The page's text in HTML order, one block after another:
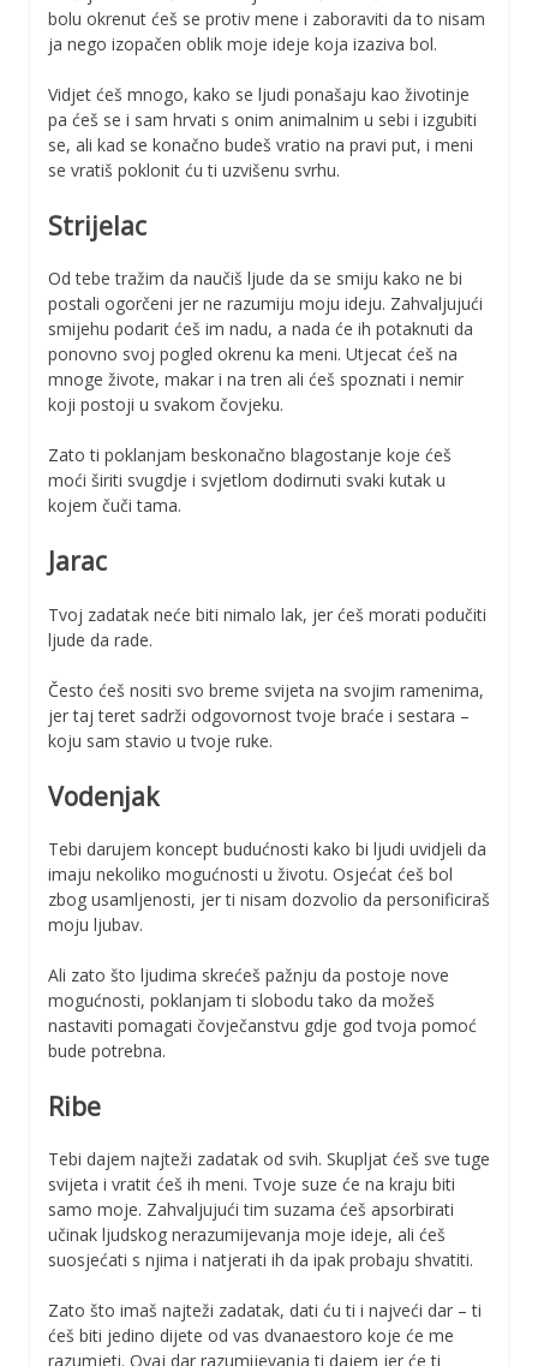
bolu okrenut ćeš se protiv mene i zaboraviti da to nisam
ja nego izopačen oblik moje ideje koja izaziva bol.
Vidjet ćeš mnogo, kako se ljudi ponašaju kao životinje
pa ćeš se i sam hrvati s onim animalnim u sebi i izgubiti
se, ali kad se konačno budeš vratio na pravi put, i meni
se vratiš poklonit ću ti uzvišenu svrhu.
Strijelac
Od tebe tražim da naučiš ljude da se smiju kako ne bi
postali ogorčeni jer ne razumiju moju ideju. Zahvaljujući
smijehu podarit ćeš im nadu, a nada će ih potaknuti da
ponovno svoj pogled okrenu ka meni. Utjecat ćeš na
mnoge živote, makar i na tren ali ćeš spoznati i nemir
koji postoji u svakom čovjeku.
Zato ti poklanjam beskonačno blagostanje koje ćeš
moći širiti svugdje i svjetlom dodirnuti svaki kutak u
kojem čuči tama.
Jarac
Tvoj zadatak neće biti nimalo lak, jer ćeš morati podučiti
ljude da rade.
Često ćeš nositi svo breme svijeta na svojim ramenima,
jer taj teret sadrži odgovornost tvoje braće i sestara –
koju sam stavio u tvoje ruke.
Vodenjak
Tebi darujem koncept budućnosti kako bi ljudi uvidjeli da
imaju nekoliko mogućnosti u životu. Osjećat ćeš bol
zbog usamljenosti, jer ti nisam dozvolio da personificiraš
moju ljubav.
Ali zato što ljudima skrećeš pažnju da postoje nove
mogućnosti, poklanjam ti slobodu tako da možeš
nastaviti pomagati čovječanstvu gdje god tvoja pomoć
bude potrebna.
Ribe
Tebi dajem najteži zadatak od svih. Skupljat ćeš sve tuge
svijeta i vratit ćeš ih meni. Tvoje suze će na kraju biti
samo moje. Zahvaljujući tim suzama ćeš apsorbirati
učinak ljudskog nerazumijevanja moje ideje, ali ćeš
suosjećati s njima i natjerati ih da ipak probaju shvatiti.
Zato što imaš najteži zadatak, dati ću ti i najveći dar – ti
ćeš biti jedino dijete od vas dvanaestoro koje će me
razumjeti. Ovaj dar razumijevanja ti dajem jer će ti